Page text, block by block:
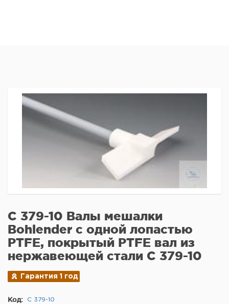
C 379-10 Валы мешалки
Bohlender с одной лопастью
PTFE, покрытый PTFE вал из
нержавеющей стали C 379-10
Гарантия 1 год
Код: C 379-10